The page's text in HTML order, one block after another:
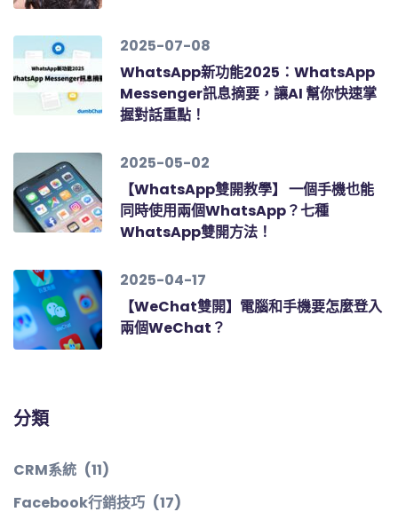
2025-07-08
WhatsApp新功能2025：WhatsApp
Messenger訊息摘要，讓AI 幫你快速掌
握對話重點！
2025-05-02
【WhatsApp雙開教學】 一個手機也能
同時使用兩個WhatsApp？七種
WhatsApp雙開方法！
2025-04-17
【WeChat雙開】電腦和手機要怎麼登入
兩個WeChat？
分類
CRM系統 (11)
Facebook行銷技巧 (17)